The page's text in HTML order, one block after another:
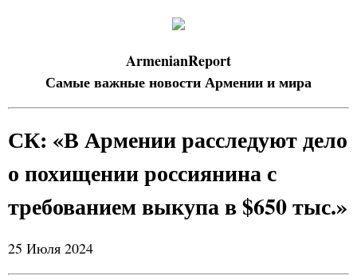
ArmenianReport
Самые важные новости Армении и мира
СК: «В Армении расследуют дело
о похищении россиянина с
требованием выкупа в $650 тыс.»
25 Июля 2024